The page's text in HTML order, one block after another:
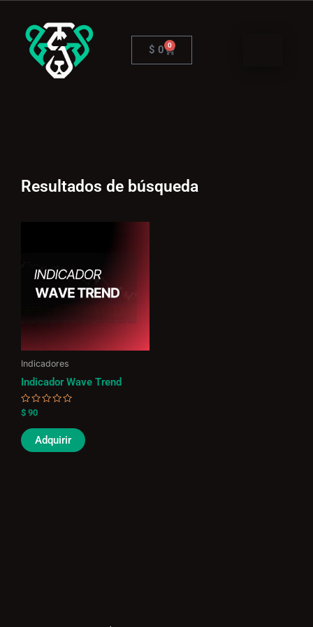
contenido
$ 0 0
Cart
Resultados de búsqueda
Indicadores
Indicador Wave Trend
Valorado
en
de
5
$ 90
Adquirir